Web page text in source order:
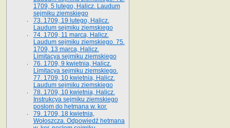
1709, 5 lutego, Halicz. Laudum
sejmiku ziemskiego
73. 1709, 19 lutego, Halicz.
Laudum sejmiku ziemskiego
74. 1709, 11 marca, Halicz.
Laudum sejmiku ziemskiego. 75.
1709, 13 marca, Halicz.
Limitacya sejmiku ziemskiego
76. 1709, 9 kwietnia, Halicz.
Limitacya sejmiku ziemskiego.
77. 1709, 10 kwietnia, Halicz.
Laudum sejmiku ziemskiego
78. 1709, 10 kwietnia, Halicz.
Instrukcya sejmiku ziemskiego
posłom do hetmana w. kor.
79. 1709, 18 kwietnia,
Wołoszcza. Odpowiedź hetmana